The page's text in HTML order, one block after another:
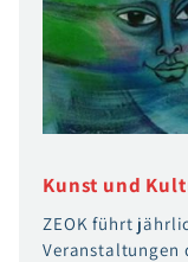
Kunst und
ZEOK führt
Veranstaltungen